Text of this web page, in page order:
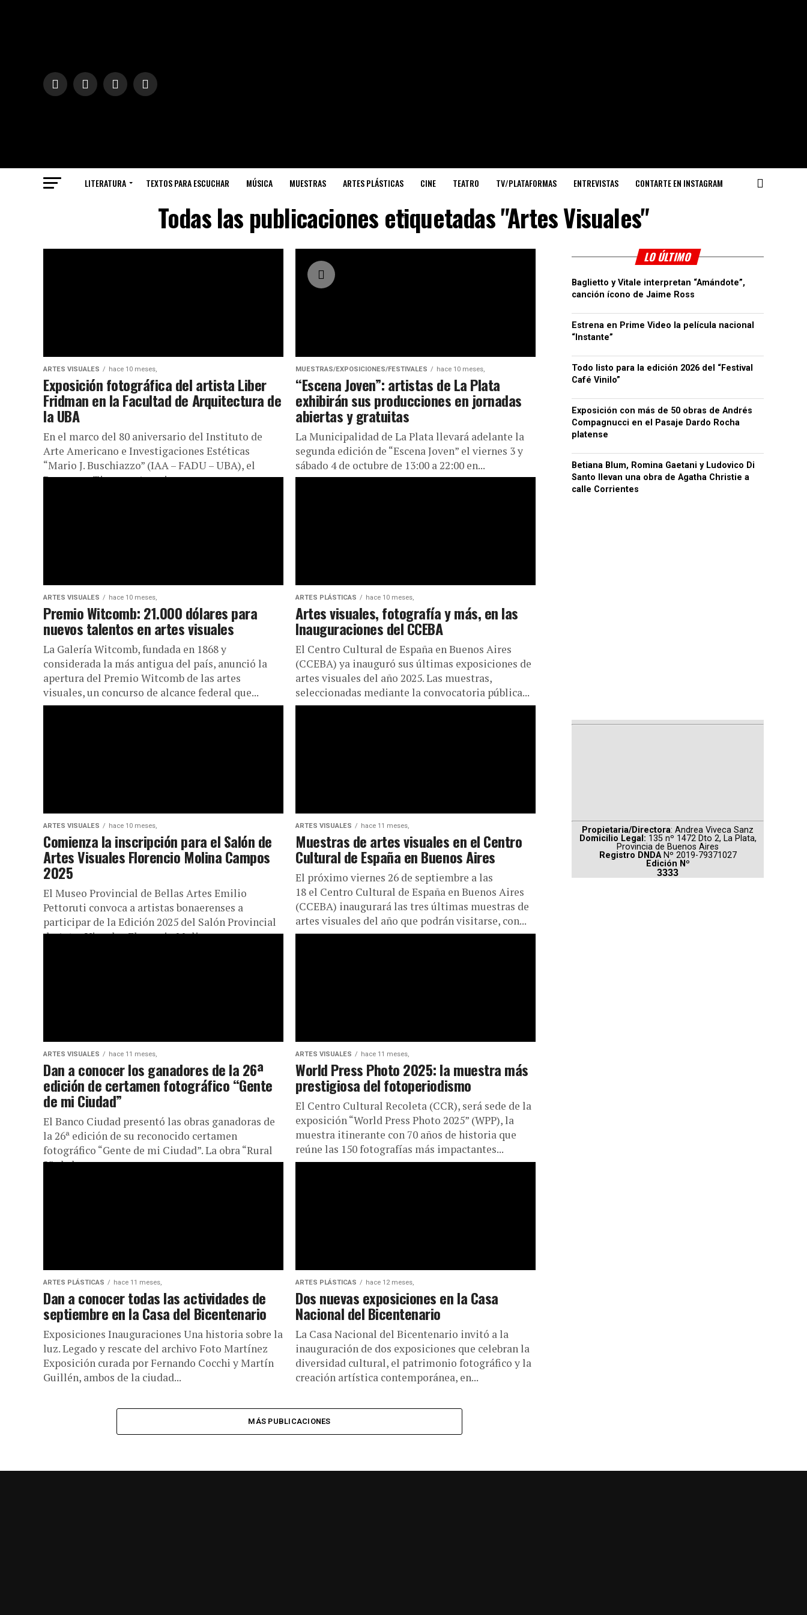
LITERATURA TEXTOS PARA ESCUCHAR MÚSICA MUESTRAS ARTES PLÁSTICAS CINE TEATRO TV/PLATAFORMAS ENTREVISTAS CONTARTE EN INSTAGRAM
✉
Todas las publicaciones etiquetadas "Artes Visuales"
ARTES VISUALES hace 10 meses,
Exposición fotográfica del artista Liber
Fridman en la Facultad de Arquitectura de
la UBA
En el marco del 80 aniversario del Instituto de
Arte Americano e Investigaciones Estéticas
“Mario J. Buschiazzo” (IAA – FADU – UBA), el
Programa Tiempos Americanos...
MUESTRAS/EXPOSICIONES/FESTIVALES hace 10 meses,
“Escena Joven”: artistas de La Plata
exhibirán sus producciones en jornadas
abiertas y gratuitas
La Municipalidad de La Plata llevará adelante la
segunda edición de “Escena Joven” el viernes 3 y
sábado 4 de octubre de 13:00 a 22:00 en...
ARTES VISUALES hace 10 meses,
Premio Witcomb: 21.000 dólares para
nuevos talentos en artes visuales
La Galería Witcomb, fundada en 1868 y
considerada la más antigua del país, anunció la
apertura del Premio Witcomb de las artes
visuales, un concurso de alcance federal que...
ARTES PLÁSTICAS hace 10 meses,
Artes visuales, fotografía y más, en las
Inauguraciones del CCEBA
El Centro Cultural de España en Buenos Aires
(CCEBA) ya inauguró sus últimas exposiciones de
artes visuales del año 2025. Las muestras,
seleccionadas mediante la convocatoria pública...
ARTES VISUALES hace 10 meses,
Comienza la inscripción para el Salón de
Artes Visuales Florencio Molina Campos
2025
El Museo Provincial de Bellas Artes Emilio
Pettoruti convoca a artistas bonaerenses a
participar de la Edición 2025 del Salón Provincial
de Artes Visuales Florencio Molina...
ARTES VISUALES hace 11 meses,
Muestras de artes visuales en el Centro
Cultural de España en Buenos Aires
El próximo viernes 26 de septiembre a las
18 el Centro Cultural de España en Buenos Aires
(CCEBA) inaugurará las tres últimas muestras de
artes visuales del año que podrán visitarse, con...
ARTES VISUALES hace 11 meses,
Dan a conocer los ganadores de la 26ª
edición de certamen fotográfico “Gente
de mi Ciudad”
El Banco Ciudad presentó las obras ganadoras de
la 26ª edición de su reconocido certamen
fotográfico “Gente de mi Ciudad”. La obra “Rural
2”, de la...
ARTES VISUALES hace 11 meses,
World Press Photo 2025: la muestra más
prestigiosa del fotoperiodismo
El Centro Cultural Recoleta (CCR), será sede de la
exposición “World Press Photo 2025” (WPP), la
muestra itinerante con 70 años de historia que
reúne las 150 fotografías más impactantes...
ARTES PLÁSTICAS hace 11 meses,
Dan a conocer todas las actividades de
septiembre en la Casa del Bicentenario
Exposiciones Inauguraciones Una historia sobre la
luz. Legado y rescate del archivo Foto Martínez
Exposición curada por Fernando Cocchi y Martín
Guillén, ambos de la ciudad...
ARTES PLÁSTICAS hace 12 meses,
Dos nuevas exposiciones en la Casa
Nacional del Bicentenario
La Casa Nacional del Bicentenario invitó a la
inauguración de dos exposiciones que celebran la
diversidad cultural, el patrimonio fotográfico y la
creación artística contemporánea, en...
MÁS PUBLICACIONES
LO ÚLTIMO
Baglietto y Vitale interpretan “Amándote”,
canción ícono de Jaime Ross
Estrena en Prime Video la película nacional
“Instante”
Todo listo para la edición 2026 del “Festival
Café Vinilo”
Exposición con más de 50 obras de Andrés
Compagnucci en el Pasaje Dardo Rocha
platense
Betiana Blum, Romina Gaetani y Ludovico Di
Santo llevan una obra de Agatha Christie a
calle Corrientes
Propietaria/Directora: Andrea Viveca Sanz
Domicilio Legal: 135 nº 1472 Dto 2, La Plata,
Provincia de Buenos Aires
Registro DNDA Nº 2019-79371027
Edición Nº
3333